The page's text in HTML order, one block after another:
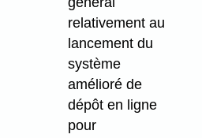
relativement au
lancement du
système
amélioré de
dépôt en ligne
pour